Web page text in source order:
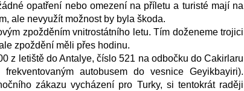
opatření nebo omezení na příletu a turisté mají na
ale nevyužít možnost by byla škoda.
zpožděním vnitrostátního letu. Tím doženeme trojici
zpoždění měli přes hodinu.
z letiště do Antalye, číslo 521 na odbočku do Cakirlaru
autobusem do vesnice Geyikbayiri).
zákazu vycházení pro Turky, si tentokrát raději